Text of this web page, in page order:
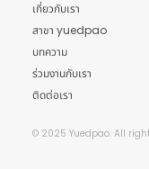
เกี่ยวกับเรา
สาขา yuedpao
บทความ
ร่วมงานกับเรา
ติดต่อเรา
© 2025 Yuedpao. All